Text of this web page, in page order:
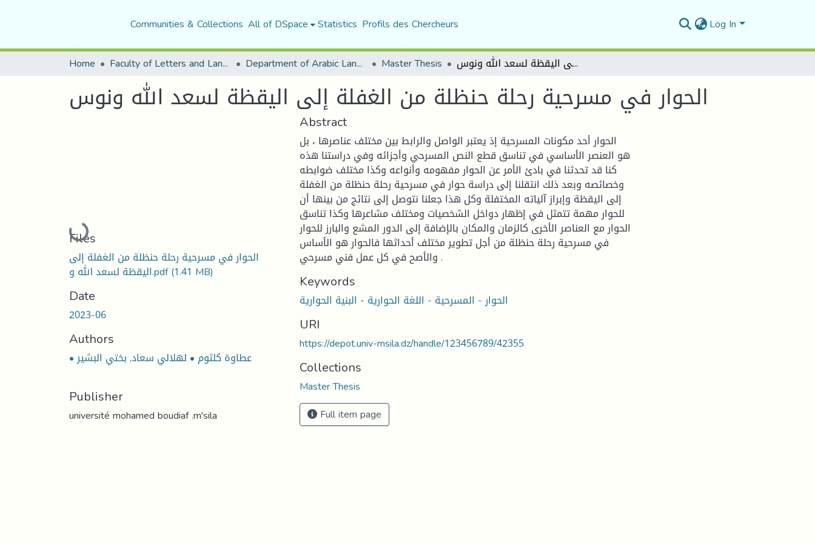
Communities & Collections All of DSpace Statistics Profils des Chercheurs Log In
Home Faculty of Letters and Languages Department of Arabic Language and Literature Master Thesis الحوار في مسرحية رحلة حنظلة من الغفلة إلى اليقظة لسعد الله ونوس
الحوار في مسرحية رحلة حنظلة من الغفلة إلى اليقظة لسعد الله ونوس
Loading...
Files
الحوار في مسرحية رحلة حنظلة من الغفلة إلى
اليقظة لسعد الله و.pdf(1.41 MB)
Date
2023-06
Authors
• عطاوة كلثوم • لهلالي سعاد, بختي البشير
Publisher
université mohamed boudiaf .m'sila
Abstract
الحوار أحد مكونات المسرحية إذ يعتبر الواصل والرابط بين مختلف عناصرها ، بل
هو العنصر الأساسي في تناسق قطع النص المسرحي وأجزائه وفي دراستنا هذه
كنا قد تحدثنا في بادئ الأمر عن الحوار مفهومه وأنواعه وكذا مختلف ضوابطه
وخصائصه وبعد ذلك انتقلنا إلى دراسة حوار في مسرحية رحلة حنظلة من الغفلة
إلى اليقظة وإبراز آلياته المختفلة وكل هذا جعلنا نتوصل إلى نتائج من بينها أن
للحوار مهمة تتمثل في إظهار دواخل الشخصيات ومختلف مشاعرها وكذا تناسق
الحوار مع العناصر الأخرى كالزمان والمكان بالإضافة إلى الدور المشع والبارز للحوار
في مسرحية رحلة حنظلة من أجل تطوير مختلف أحداثها فالحوار هو الأساس
والأصح في كل عمل فني مسرحي .
Keywords
الحوار - المسرحية - اللغة الحوارية - البنية الحوارية
URI
https://depot.univ-msila.dz/handle/123456789/42355
Collections
Master Thesis
Full item page